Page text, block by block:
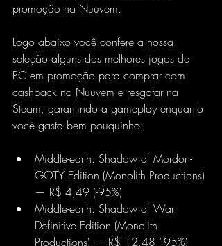
promoção na Nuuvem.
Logo abaixo você confere a nossa
seleção alguns dos melhores jogos de
PC em promoção para comprar com
cashback na Nuuvem e resgatar na
Steam, garantindo a gameplay enquanto
você gasta bem pouquinho:
Middle-earth: Shadow of Mordor -
GOTY Edition (Monolith Productions)
— R$ 4,49 (-95%)
Middle-earth: Shadow of War
Definitive Edition (Monolith
Productions) — R$ 12,48 (-95%)